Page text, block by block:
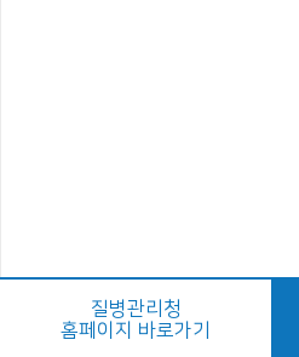
질병관리청
홈페이지 바로가기